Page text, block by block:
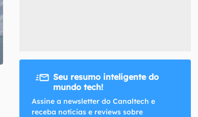
Seu resumo inteligente do
mundo tech!
Assine a newsletter do Canaltech e
receba notícias e reviews sobre